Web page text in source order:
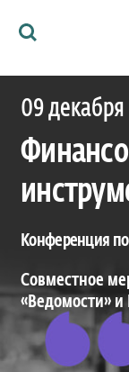
Ведомости
Как потратить
Ведомости&
09 декабря
Конференция
Совместное
«Ведомости» и